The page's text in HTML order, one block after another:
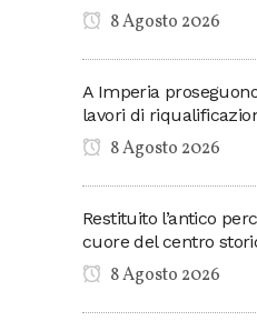
8 Agosto 2026
A Imperia
lavori di
8 Agosto 2026
Restituito l’antico
cuore del centro
8 Agosto 2026